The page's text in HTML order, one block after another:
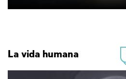
La vida humana